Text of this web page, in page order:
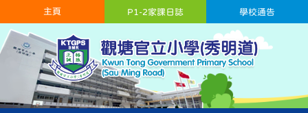
主頁 學校通告
P1-2家課日誌